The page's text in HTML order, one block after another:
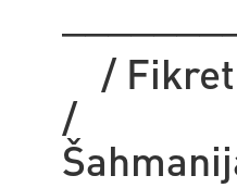
/ Fikret
/